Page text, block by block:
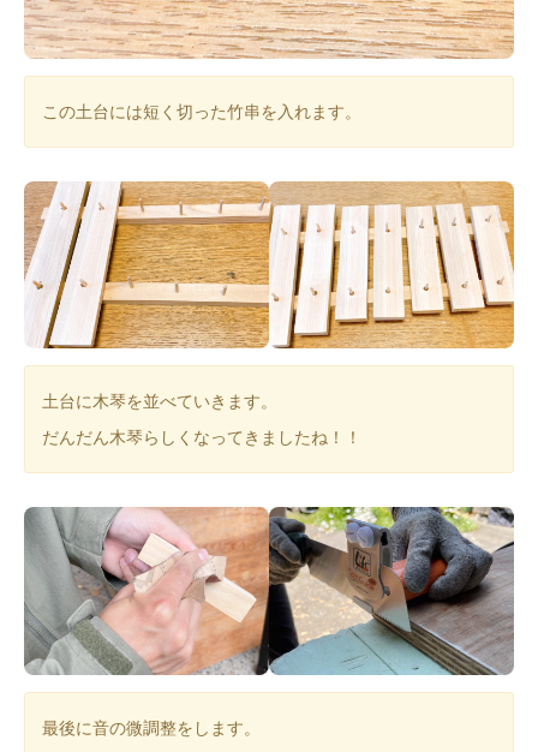
この土台には短く切った竹串を入れます。
土台に木琴を並べていきます。
だんだん木琴らしくなってきましたね！！
最後に音の微調整をします。